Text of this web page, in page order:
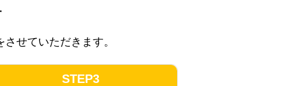
させていただきます。
STEP3